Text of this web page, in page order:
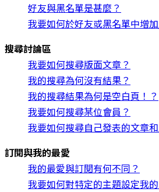
好友與黑名單是甚麼？
我要如何於好友或黑名單中增
搜尋討論區
我要如何搜尋版面文章？
我的搜尋為何沒有結果？
我的搜尋結果為何是空白頁！？
我要如何搜尋某位會員？
我要如何搜尋自己發表的文章
訂閱與我的最愛
我的最愛與訂閱有何不同？
我要如何對特定的主題設定我